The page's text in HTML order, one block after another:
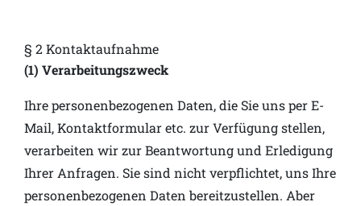
§ 2 Kontaktaufnahme
(1) Verarbeitungszweck
Ihre personenbezogenen Daten, die Sie uns per E-
Mail, Kontaktformular etc. zur Verfügung stellen,
verarbeiten wir zur Beantwortung und Erledigung
Ihrer Anfragen. Sie sind nicht verpflichtet, uns Ihre
personenbezogenen Daten bereitzustellen. Aber